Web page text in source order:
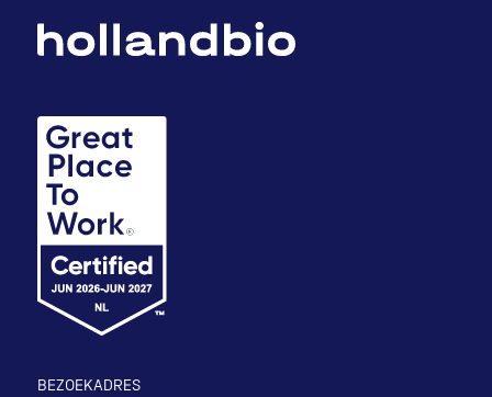
BEZOEKADRES